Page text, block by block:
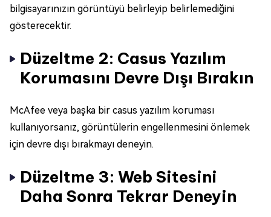
bilgisayarınızın görüntüyü belirleyip belirlemediğini
gösterecektir.
Düzeltme 2: Casus Yazılım
Korumasını Devre Dışı Bırakın
McAfee veya başka bir casus yazılım koruması
kullanıyorsanız, görüntülerin engellenmesini önlemek
için devre dışı bırakmayı deneyin.
Düzeltme 3: Web Sitesini
Daha Sonra Tekrar Deneyin